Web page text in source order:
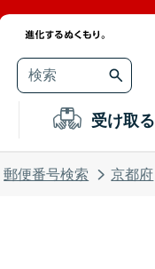
受け取る
郵便番号検索 京都府